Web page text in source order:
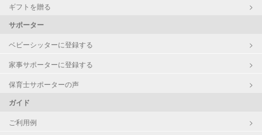
ギフトを贈る
サポーター
ベビーシッターに登録する
家事サポーターに登録する
保育士サポーターの声
ガイド
ご利用例